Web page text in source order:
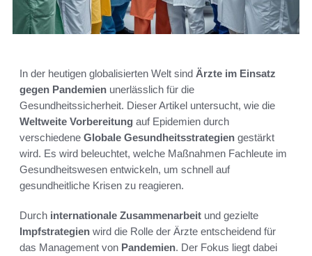
In der heutigen globalisierten Welt sind Ärzte im Einsatz
gegen Pandemien unerlässlich für die
Gesundheitssicherheit. Dieser Artikel untersucht, wie die
Weltweite Vorbereitung auf Epidemien durch
verschiedene Globale Gesundheitsstrategien gestärkt
wird. Es wird beleuchtet, welche Maßnahmen Fachleute im
Gesundheitswesen entwickeln, um schnell auf
gesundheitliche Krisen zu reagieren.
Durch internationale Zusammenarbeit und gezielte
Impfstrategien wird die Rolle der Ärzte entscheidend für
das Management von Pandemien. Der Fokus liegt dabei